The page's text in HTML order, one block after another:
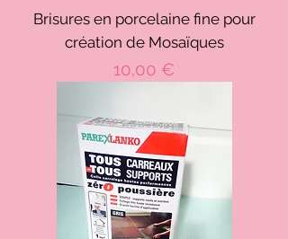
Brisures en porcelaine fine pour
création de Mosaïques
Prix
10,00 €